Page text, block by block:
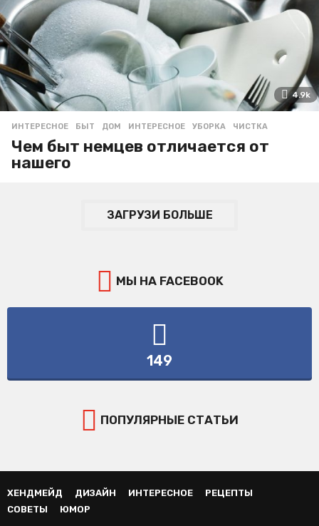
4.9k
ИНТЕРЕСНОЕ БЫТ ,ДОМ ,ИНТЕРЕСНОЕ ,УБОРКА ,ЧИСТКА
Чем быт немцев отличается от
нашего
ЗАГРУЗИ БОЛЬШЕ
МЫ НА FACEBOOK
149
ПОПУЛЯРНЫЕ СТАТЬИ
ХЕНДМЕЙД ДИЗАЙН ИНТЕРЕСНОЕ
РЕЦЕПТЫ
СОВЕТЫ
ЮМОР